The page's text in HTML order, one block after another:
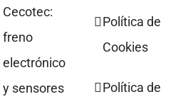
Cecotec:
freno
electrónico
y sensores
Política de
Cookies
Política de